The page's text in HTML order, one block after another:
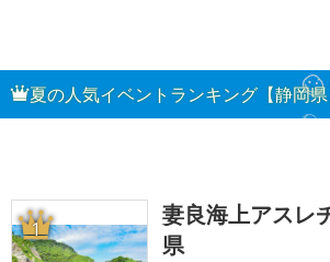
夏の人気イベントランキング【静岡県
1
妻良海上アスレ
県